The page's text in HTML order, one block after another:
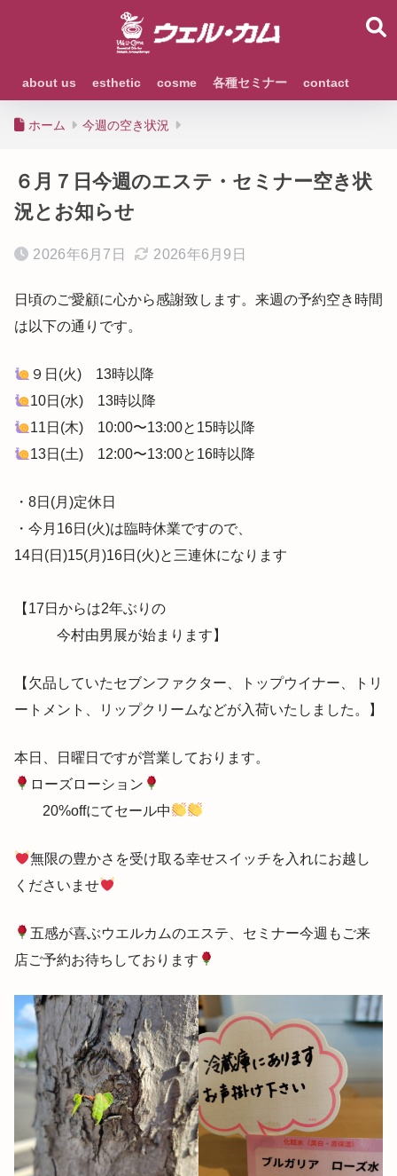
about us esthetic cosme 各種セミナー contact
ホーム 今週の空き状況
６月７日今週のエステ・セミナー空き状
況とお知らせ
2026年6月7日 2026年6月9日
日頃のご愛顧に心から感謝致します。来週の予約空き時間
は以下の通りです。
９日(火) 13時以降
10日(水) 13時以降
11日(木) 10:00〜13:00と15時以降
13日(土) 12:00〜13:00と16時以降
・8日(月)定休日
・今月16日(火)は臨時休業ですので、
14日(日)15(月)16日(火)と三連休になります
【17日からは2年ぶりの
今村由男展が始まります】
【欠品していたセブンファクター、トップウイナー、トリ
ートメント、リップクリームなどが入荷いたしました。】
本日、日曜日ですが営業しております。
ローズローション
20%offにてセール中
無限の豊かさを受け取る幸せスイッチを入れにお越し
くださいませ
五感が喜ぶウエルカムのエステ、セミナー今週もご来
店ご予約お待ちしております